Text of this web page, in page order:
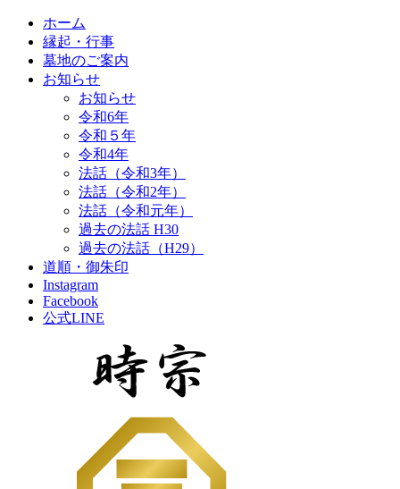
ホーム
縁起・行事
墓地のご案内
お知らせ
お知らせ
令和6年
令和５年
令和4年
法話（令和3年）
法話（令和2年）
法話（令和元年）
過去の法話 H30
過去の法話（H29）
道順・御朱印
Instagram
Facebook
公式LINE